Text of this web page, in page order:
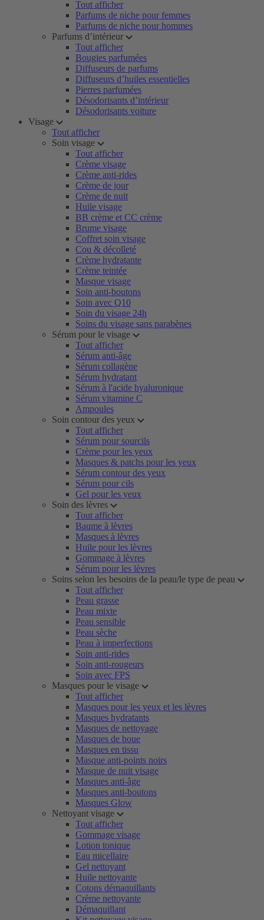
Tout afficher
Parfums de niche pour femmes
Parfums de niche pour hommes
Parfums d’intérieur
Tout afficher
Bougies parfumées
Diffuseurs de parfums
Diffuseurs d’huiles essentielles
Pierres parfumées
Désodorisants d’intérieur
Désodorisants voiture
Visage
Tout afficher
Soin visage
Tout afficher
Crème visage
Crème anti-rides
Crème de jour
Crème de nuit
Huile visage
BB crème et CC crème
Brume visage
Coffret soin visage
Cou & décolleté
Crème hydratante
Crème teintée
Masque visage
Soin anti-boutons
Soin avec Q10
Soin du visage 24h
Soins du visage sans parabènes
Sérum pour le visage
Tout afficher
Sérum anti-âge
Sérum collagène
Sérum hydratant
Sérum à l'acide hyaluronique
Sérum vitamine C
Ampoules
Soin contour des yeux
Tout afficher
Sérum pour sourcils
Crème pour les yeux
Masques & patchs pour les yeux
Sérum contour des yeux
Sérum pour cils
Gel pour les yeux
Soin des lèvres
Tout afficher
Baume à lèvres
Masques à lèvres
Huile pour les lèvres
Gommage à lèvres
Sérum pour les lèvres
Soins selon les besoins de la peau/le type de peau
Tout afficher
Peau grasse
Peau mixte
Peau sensible
Peau sèche
Peau à imperfections
Soin anti-rides
Soin anti-rougeurs
Soin avec FPS
Masques pour le visage
Tout afficher
Masques pour les yeux et les lèvres
Masques hydratants
Masques de nettoyage
Masques de boue
Masques en tissu
Masque anti-points noirs
Masque de nuit visage
Masques anti-âge
Masques anti-boutons
Masques Glow
Nettoyant visage
Tout afficher
Gommage visage
Lotion tonique
Eau micellaire
Gel nettoyant
Huile nettoyante
Cotons démaquillants
Crème nettoyante
Démaquillant